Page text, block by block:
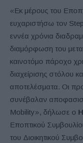
«Εκ μέρους του
ευχαριστήσω τον
εννέα χρόνια
διαμόρφωση του
καινοτόμο πάροχο
διαχείρισης στόλου
αποτελέσματα. Οι
συνέβαλαν
Mobility», δήλωσε ο
Εποπτικού
του Διοικητικού